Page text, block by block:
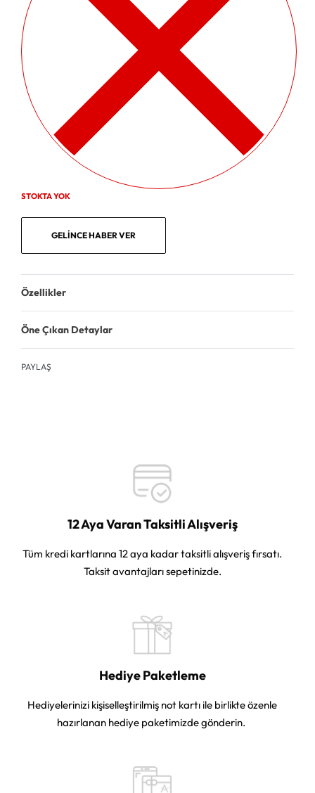
STOKTA YOK
GELINCE HABER VER
Özellikler
Öne Çıkan Detaylar
PAYLAŞ
12 Aya Varan Taksitli Alışveriş
Tüm kredi kartlarına 12 aya kadar taksitli alışveriş fırsatı.
Taksit avantajları sepetinizde.
Hediye Paketleme
Hediyelerinizi kişiselleştirilmiş not kartı ile birlikte özenle
hazırlanan hediye paketimizde gönderin.